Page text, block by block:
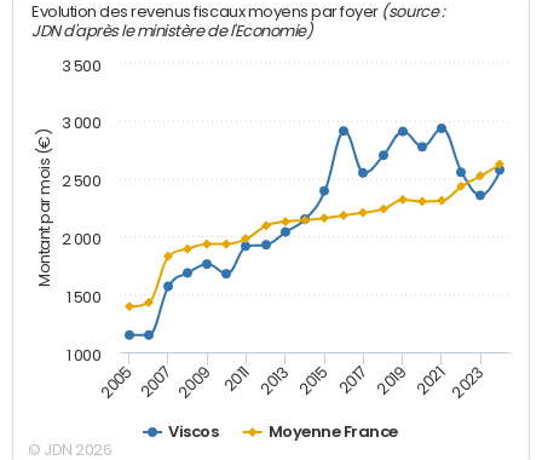
Montant par mois (€)
Evolution des revenus fiscaux moyens par foyer (source :
JDN d'après le ministère de l'Economie)
Viscos Moyenne France
2005 2007 2009 2011 2013 2015 2017 2019 2021 2023
1 000
1 500
2 000
2 500
3 000
3 500
© JDN 2026